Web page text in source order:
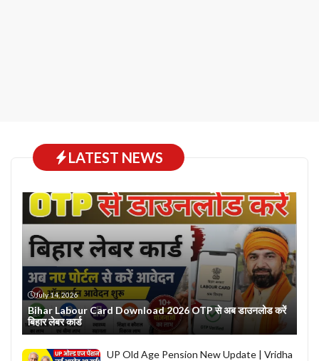
LATEST NEWS
July 14, 2026
Bihar Labour Card Download 2026 OTP से अब डाउनलोड करें
बिहार लेबर कार्ड
UP Old Age Pension New Update | Vridha